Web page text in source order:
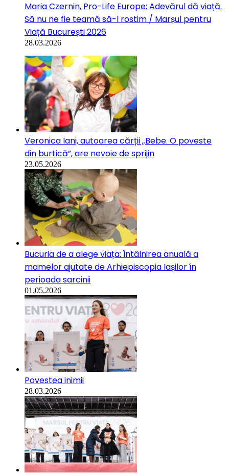
Maria Czernin, Pro-Life Europe: Adevărul dă viață.
Să nu ne fie teamă să-l rostim / Marșul pentru
Viață București 2026
28.03.2026
Veronica Iani, autoarea cărții „Bebe. O poveste
din burtică”, are nevoie de sprijin
23.05.2026
Bucuria de a alege viața: Întâlnirea anuală a
mamelor ajutate de Arhiepiscopia Iașilor în
perioada sarcinii
01.05.2026
Povestea inimii
28.03.2026